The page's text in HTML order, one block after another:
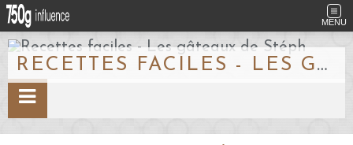
MENU
RECETTES FACILES - LES GÂTEAUX DE STÉPH